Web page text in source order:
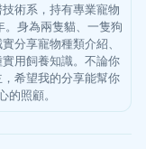
術系，持有專業寵物
。身為兩隻貓、一隻狗
分享寵物種類介紹、
用飼養知識。不論你
希望我的分享能幫你
照顧。